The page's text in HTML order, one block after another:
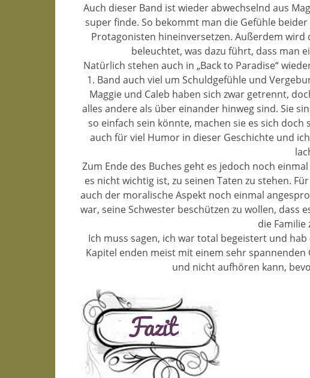
Auch dieser Band ist wieder abwechselnd aus
super finde. So bekommt man die Gefühle
Protagonisten hineinversetzen. Außerdem
beleuchtet, was dazu führt, dass man
Natürlich stehen auch in „Back to Paradise“
1. Band auch viel um Schuldgefühle und
Maggie und Caleb haben sich zwar getrennt,
alles andere als über einander hinweg sind. Sie
so einfach sein könnte, machen sie es sich
auch für viel Humor in dieser Geschichte und
Zum Ende des Buches geht es jedoch noch
es nicht wichtig ist, zu seinen Taten zu stehen.
auch der moralische Aspekt noch einmal
war, seine Schwester beschützen zu wollen,
die
Ich muss sagen, ich war total begeistert und
Kapitel enden meist mit einem sehr
und nicht aufhören kann,